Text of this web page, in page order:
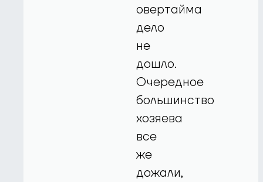
овертайма
дело
не
дошло.
Очередное
большинство
хозяева
все
же
дожали,